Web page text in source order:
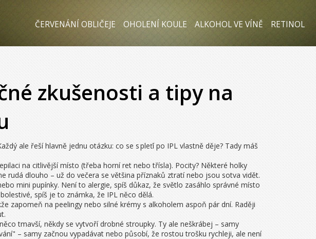
ČERVENÁNÍ OBLIČEJE OHOLENÍ KOULE ALKOHOL VE VÍNĚ RETINOL
zkušenosti a tipy na
ale řeší hlavně jednu otázku: co se s pleťí po IPL vlastně děje? Tady máš
na citlivější místo (třeba horní ret nebo třísla). Pocity? Některé holky
rudá dlouho – už do večera se většina příznaků ztratí nebo jsou sotva vidět.
mini pupínky. Není to alergie, spíš důkaz, že světlo zasáhlo správné místo
spíš je to známka, že IPL něco dělá.
zapomeň na peelingy nebo silné krémy s alkoholem aspoň pár dní. Raději
tmavší, někdy se vytvoří drobné stroupky. Ty ale neškrábej – samy
– samy začnou vypadávat nebo působí, že rostou trošku rychleji, ale není